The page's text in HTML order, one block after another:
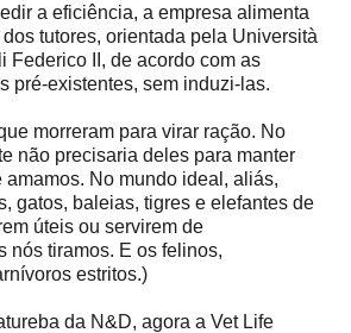
a eficiência, a empresa alimenta
tutores, orientada pela Università
Federico II, de acordo com as
pré-existentes, sem induzi-las.
morreram para virar ração. No
não precisaria deles para manter
No mundo ideal, aliás,
gatos, baleias, tigres e elefantes de
úteis ou servirem de
nós tiramos. E os felinos,
estritos.)
da N&D, agora a Vet Life